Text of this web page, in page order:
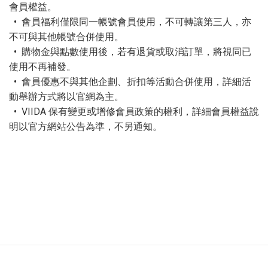
會員權益。
• 會員福利僅限同一帳號會員使用，不可轉讓第三人，亦
不可與其他帳號合併使用。
• 購物金與點數使用後，若有退貨或取消訂單，將視同已
使用不再補發。
• 會員優惠不與其他企劃、折扣等活動合併使用，詳細活
動舉辦方式將以官網為主。
• VIIDA 保有變更或增修會員政策的權利，詳細會員權益說
明以官方網站公告為準，不另通知。